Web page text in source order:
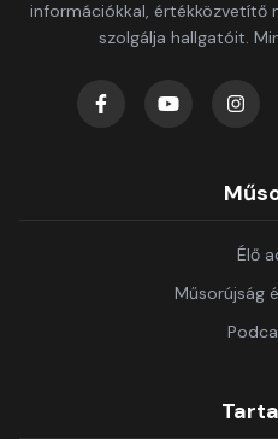
információkkal, értékközvetítő
szolgálja hallgatóit.
Élő
Műsorújság